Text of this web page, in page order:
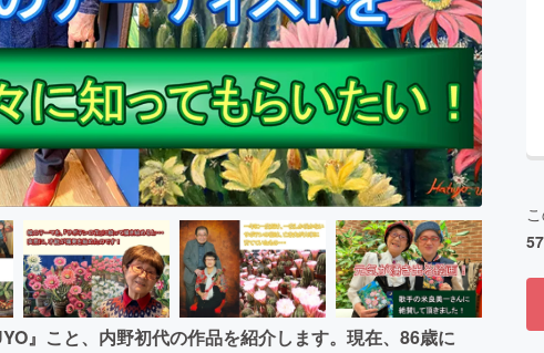
CAMPFIRE for Social GoodCAMPFIRE Creation
CAMPFIREふるさと納税machi-yaコミュニティ
』こと、内野初代の作品を紹介します。現在、86歳に